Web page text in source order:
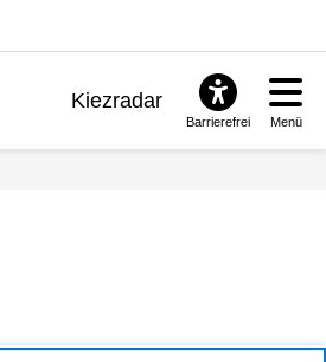
Kiezradar
Barrierefrei Menü